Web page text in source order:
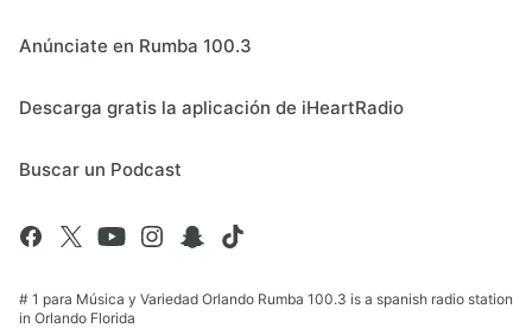
Anúnciate en Rumba 100.3
Descarga gratis la aplicación de iHeartRadio
Buscar un Podcast
# 1 para Música y Variedad Orlando Rumba 100.3 is a spanish radio station
in Orlando Florida